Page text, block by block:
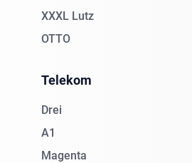
XXXL Lutz
OTTO
Telekom
Drei
A1
Magenta